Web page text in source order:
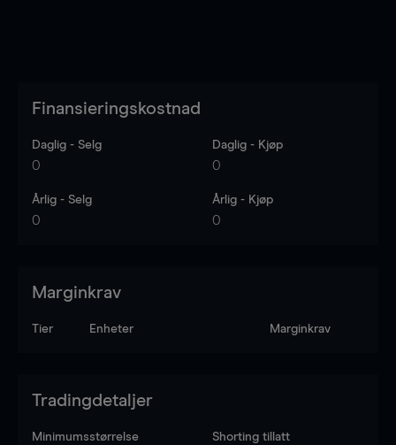
Finansieringskostnad
Daglig - Selg
0
Daglig - Kjøp
0
Årlig - Selg
0
Årlig - Kjøp
0
Marginkrav
Tier Enheter Marginkrav
Tradingdetaljer
Minimumsstørrelse Shorting tillatt